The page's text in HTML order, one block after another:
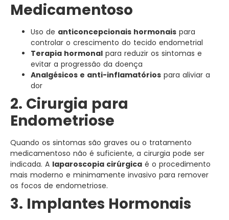
Medicamentoso
Uso de anticoncepcionais hormonais para
controlar o crescimento do tecido endometrial
Terapia hormonal para reduzir os sintomas e
evitar a progressão da doença
Analgésicos e anti-inflamatórios para aliviar a
dor
2. Cirurgia para
Endometriose
Quando os sintomas são graves ou o tratamento
medicamentoso não é suficiente, a cirurgia pode ser
indicada. A laparoscopia cirúrgica é o procedimento
mais moderno e minimamente invasivo para remover
os focos de endometriose.
3. Implantes Hormonais